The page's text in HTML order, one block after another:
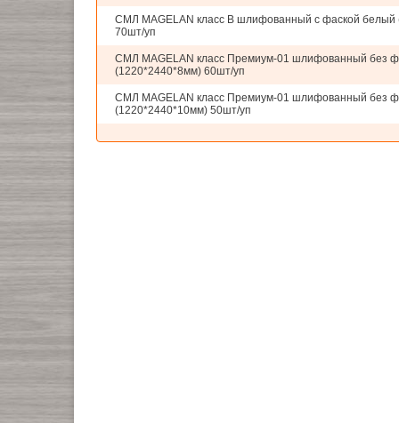
СМЛ MAGELAN класс В шлифованный с фаской белый
70шт/уп
СМЛ MAGELAN класс Премиум-01 шлифованный без
(1220*2440*8мм) 60шт/уп
СМЛ MAGELAN класс Премиум-01 шлифованный без
(1220*2440*10мм) 50шт/уп